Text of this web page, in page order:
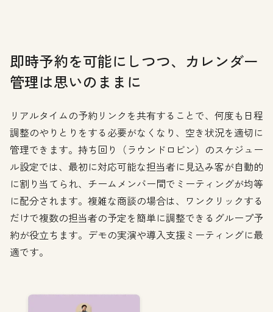
即時予約を可能にしつつ、カレンダー
管理は思いのままに
リアルタイムの予約リンクを共有することで、何度も日程
調整のやりとりをする必要がなくなり、空き状況を適切に
管理できます。持ち回り（ラウンドロビン）のスケジュー
ル設定では、最初に対応可能な担当者に見込み客が自動的
に割り当てられ、チームメンバー間でミーティングが均等
に配分されます。複雑な商談の場合は、ワンクリックする
だけで複数の担当者の予定を簡単に調整できるグループ予
約が役立ちます。デモの実演や導入支援ミーティングに最
適です。